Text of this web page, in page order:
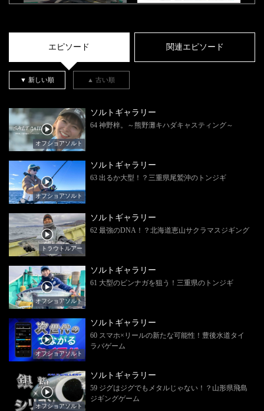
エピソード 関連エピソード
▼ 新しい順 ▲ 古い順
オフショアソルト
ソルトギャラリー
64 神野梓。～熊野灘キハダキャスティング～
オフショアソルト
ソルトギャラリー
63 出るか大型！？三重県尾鷲沖のトンジギ
トラウトルアー
ソルトギャラリー
62 最強のDNA！？北海道恵山サクラマスジギング
オフショアソルト
ソルトギャラリー
61 大型のビンナガを狙う！三重県のトンジギ
オフショアソルト
ソルトギャラリー
60 スマホ×リールの新たな可能性！豊後水道タイ
ラバゲーム
オフショアソルト
ソルトギャラリー
59 ジグはジグでもメタルじゃない！？山形県飛島
ジギングゲーム